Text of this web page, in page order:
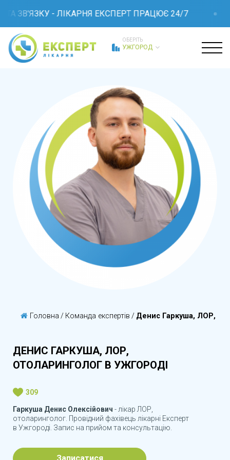
ЗВ'ЯЗКУ - ЛІКАРНЯ ЕКСПЕРТ ПРАЦЮЄ 24/7
ОБЕРІТЬ
УЖГОРОД
Головна / Команда експертів / Денис Гаркуша, ЛОР,
ДЕНИС ГАРКУША, ЛОР,
ОТОЛАРИНГОЛОГ В УЖГОРОДІ
309
Гаркуша Денис Олексійович - лікар ЛОР,
отоларинголог. Провідний фахівець лікарні Експерт
в Ужгороді. Запис на прийом та консультацію.
Записатися